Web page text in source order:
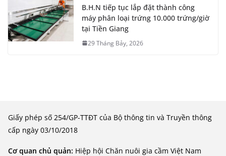
B.H.N tiếp tục lắp đặt thành công
máy phân loại trứng 10.000 trứng/giờ
tại Tiền Giang
29 Tháng Bảy, 2026
Giấy phép số 254/GP-TTĐT của Bộ thông tin và Truyền thông
cấp ngày 03/10/2018
Cơ quan chủ quản: Hiệp hội Chăn nuôi gia cầm Việt Nam